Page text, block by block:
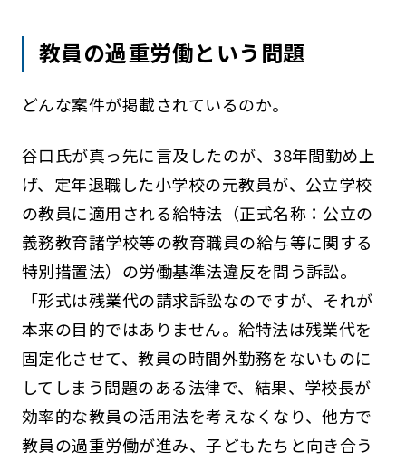
教員の過重労働という問題
どんな案件が掲載されているのか。
谷口氏が真っ先に言及したのが、38年間勤め上
げ、定年退職した小学校の元教員が、公立学校
の教員に適用される給特法（正式名称：公立の
義務教育諸学校等の教育職員の給与等に関する
特別措置法）の労働基準法違反を問う訴訟。
「形式は残業代の請求訴訟なのですが、それが
本来の目的ではありません。給特法は残業代を
固定化させて、教員の時間外勤務をないものに
してしまう問題のある法律で、結果、学校長が
効率的な教員の活用法を考えなくなり、他方で
教員の過重労働が進み、子どもたちと向き合う